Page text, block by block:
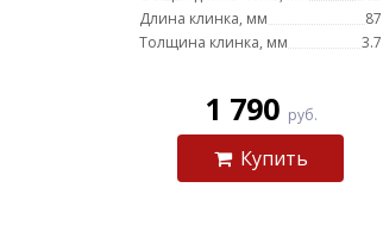
Длина клинка, мм
87
Толщина клинка, мм
3.7
1 790 руб.
Купить